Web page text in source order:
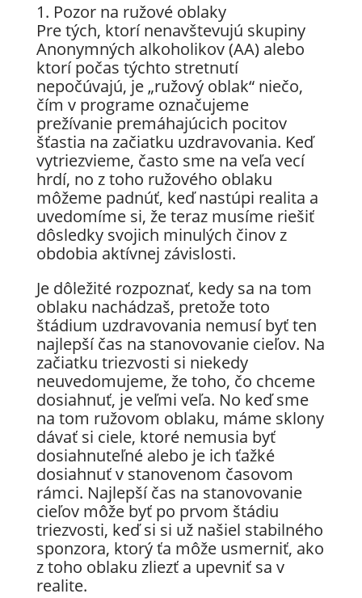
1. Pozor na ružové oblaky
Pre tých, ktorí nenavštevujú skupiny
Anonymných alkoholikov (AA) alebo
ktorí počas týchto stretnutí
nepočúvajú, je „ružový oblak“ niečo,
čím v programe označujeme
prežívanie premáhajúcich pocitov
šťastia na začiatku uzdravovania. Keď
vytriezvieme, často sme na veľa vecí
hrdí, no z toho ružového oblaku
môžeme padnúť, keď nastúpi realita a
uvedomíme si, že teraz musíme riešiť
dôsledky svojich minulých činov z
obdobia aktívnej závislosti.
Je dôležité rozpoznať, kedy sa na tom
oblaku nachádzaš, pretože toto
štádium uzdravovania nemusí byť ten
najlepší čas na stanovovanie cieľov. Na
začiatku triezvosti si niekedy
neuvedomujeme, že toho, čo chceme
dosiahnuť, je veľmi veľa. No keď sme
na tom ružovom oblaku, máme sklony
dávať si ciele, ktoré nemusia byť
dosiahnuteľné alebo je ich ťažké
dosiahnuť v stanovenom časovom
rámci. Najlepší čas na stanovovanie
cieľov môže byť po prvom štádiu
triezvosti, keď si si už našiel stabilného
sponzora, ktorý ťa môže usmerniť, ako
z toho oblaku zliezť a upevniť sa v
realite.